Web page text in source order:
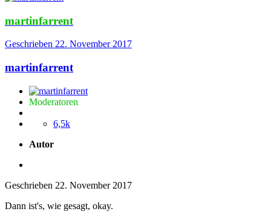
martinfarrent
Geschrieben 22. November 2017
martinfarrent
Moderatoren
6,5k
Autor
Geschrieben 22. November 2017
Dann ist's, wie gesagt, okay.